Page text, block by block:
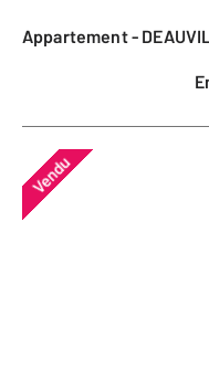
Appartement -
Vendu